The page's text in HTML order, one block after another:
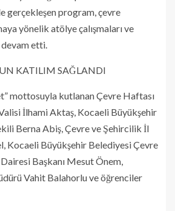
gerçekleşen program, çevre
yönelik atölye çalışmaları ve
etti.
KATILIM SAĞLANDI
mottosuyla kutlanan Çevre Haftası
İlhami Aktaş, Kocaeli Büyükşehir
Berna Abiş, Çevre ve Şehircilik İl
Kocaeli Büyükşehir Belediyesi Çevre
Başkanı Mesut Önem,
Vahit Balahorlu ve öğrenciler